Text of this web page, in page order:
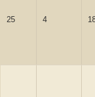
25 4